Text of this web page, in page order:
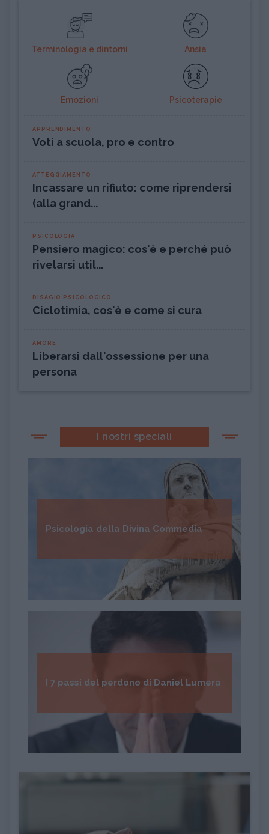
Terminologia e dintorni Ansia
Emozioni Psicoterapie
APPRENDIMENTO
Voti a scuola, pro e contro
ATTEGGIAMENTO
Incassare un rifiuto: come riprendersi
(alla grand...
PSICOLOGIA
Pensiero magico: cos'è e perché può
rivelarsi util...
DISAGIO PSICOLOGICO
Ciclotimia, cos'è e come si cura
AMORE
Liberarsi dall'ossessione per una
persona
I nostri speciali
Psicologia della Divina Commedia
I 7 passi del perdono di Daniel Lumera